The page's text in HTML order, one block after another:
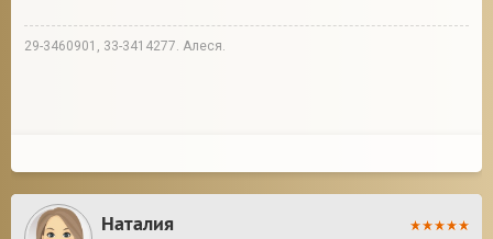
29-3460901, 33-3414277. Алеся.
Наталия